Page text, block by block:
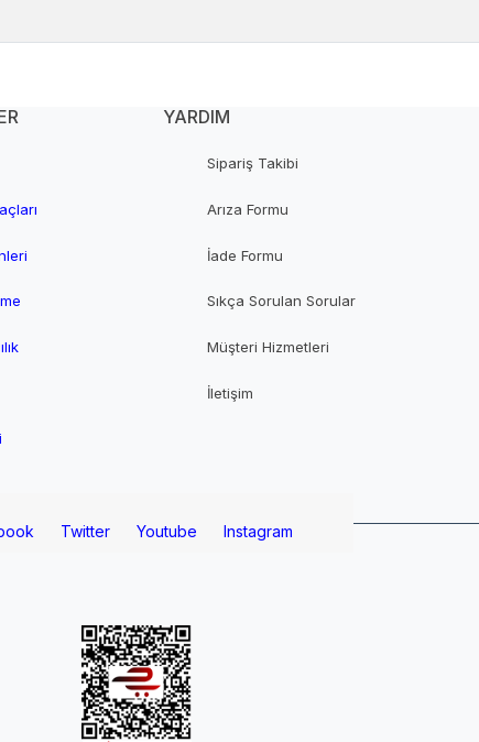
YARDIM
Sipariş Takibi
Arıza Formu
İade Formu
Sıkça Sorulan Sorular
Müşteri Hizmetleri
İletişim
Twitter Youtube Instagram